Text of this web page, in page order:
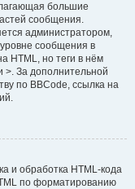
большие
сообщения.
администратором,
сообщения в
HTML, но теги в нём
>. За дополнительной
по BBCode, ссылка на
и обработка HTML-кода
по форматированию